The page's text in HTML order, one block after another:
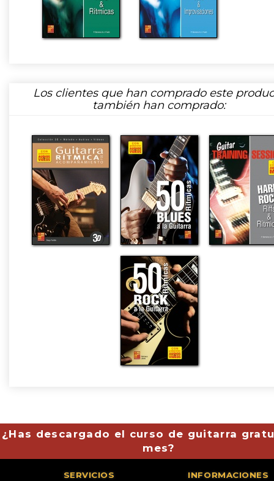
Los clientes que han comprado este
también han comprado:
¿Has descargado el curso de guitarra
mes?
SERVICIOS INFORMACIONES